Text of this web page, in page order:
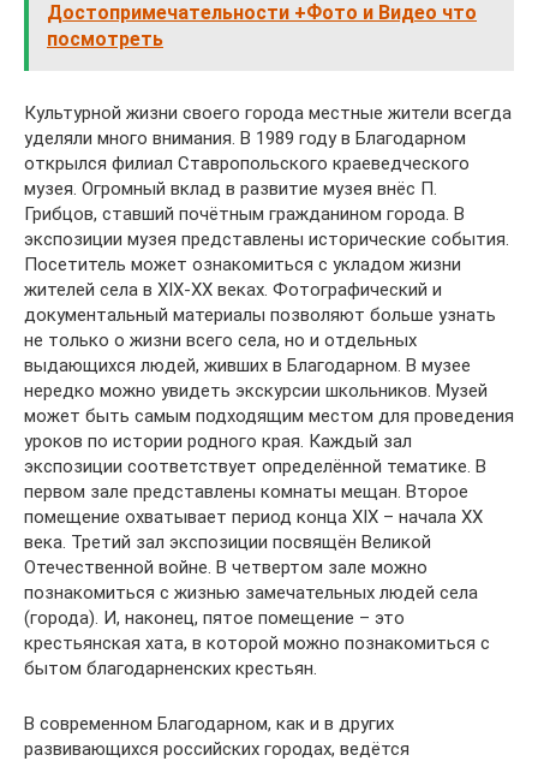
Достопримечательности +Фото и Видео что
посмотреть
Культурной жизни своего города местные жители всегда
уделяли много внимания. В 1989 году в Благодарном
открылся филиал Ставропольского краеведческого
музея. Огромный вклад в развитие музея внёс П.
Грибцов, ставший почётным гражданином города. В
экспозиции музея представлены исторические события.
Посетитель может ознакомиться с укладом жизни
жителей села в XIX-XX веках. Фотографический и
документальный материалы позволяют больше узнать
не только о жизни всего села, но и отдельных
выдающихся людей, живших в Благодарном. В музее
нередко можно увидеть экскурсии школьников. Музей
может быть самым подходящим местом для проведения
уроков по истории родного края. Каждый зал
экспозиции соответствует определённой тематике. В
первом зале представлены комнаты мещан. Второе
помещение охватывает период конца XIX – начала XX
века. Третий зал экспозиции посвящён Великой
Отечественной войне. В четвертом зале можно
познакомиться с жизнью замечательных людей села
(города). И, наконец, пятое помещение – это
крестьянская хата, в которой можно познакомиться с
бытом благодарненских крестьян.
В современном Благодарном, как и в других
развивающихся российских городах, ведётся